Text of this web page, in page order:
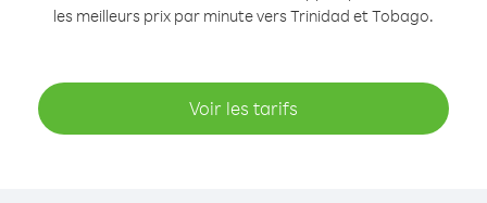
les meilleurs prix par minute vers Trinidad et Tobago.
Voir les tarifs